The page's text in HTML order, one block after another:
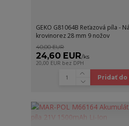
GEKO G81064B Reťazová píla -
krovinorez 28 mm 9 nožov
40,00 EUR
24,60 EUR/ks
20,00 EUR bez DPH
Pridať do